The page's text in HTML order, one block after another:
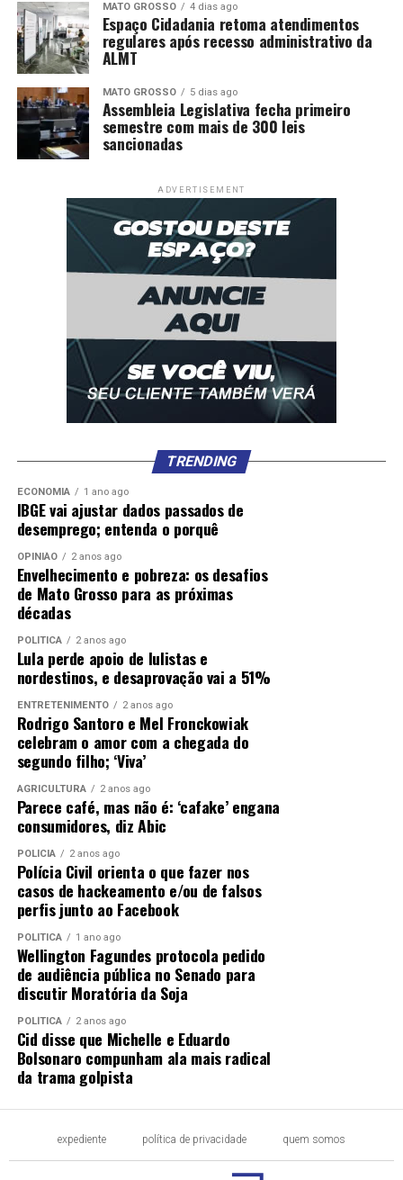
MATO GROSSO 4 dias ago
Espaço Cidadania retoma atendimentos
regulares após recesso administrativo da
ALMT
MATO GROSSO 5 dias ago
Assembleia Legislativa fecha primeiro
semestre com mais de 300 leis
sancionadas
ADVERTISEMENT
TRENDING
ECONOMIA 1 ano ago
IBGE vai ajustar dados passados de
desemprego; entenda o porquê
OPINIÃO 2 anos ago
Envelhecimento e pobreza: os desafios
de Mato Grosso para as próximas
décadas
POLÍTICA 2 anos ago
Lula perde apoio de lulistas e
nordestinos, e desaprovação vai a 51%
ENTRETENIMENTO 2 anos ago
Rodrigo Santoro e Mel Fronckowiak
celebram o amor com a chegada do
segundo filho; ‘Viva’
AGRICULTURA 2 anos ago
Parece café, mas não é: ‘cafake’ engana
consumidores, diz Abic
POLÍCIA 2 anos ago
Polícia Civil orienta o que fazer nos
casos de hackeamento e/ou de falsos
perfis junto ao Facebook
POLÍTICA 1 ano ago
Wellington Fagundes protocola pedido
de audiência pública no Senado para
discutir Moratória da Soja
POLÍTICA 2 anos ago
Cid disse que Michelle e Eduardo
Bolsonaro compunham ala mais radical
da trama golpista
expediente política de privacidade quem somos